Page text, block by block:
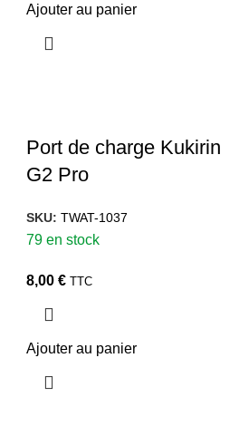
Ajouter au panier
Port de charge Kukirin
G2 Pro
SKU: TWAT-1037
79 en stock
8,00 € TTC
Ajouter au panier